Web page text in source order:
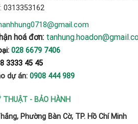
0313353162
hoá đơn:
028 6679 7406
3333 45 45
dự án: 0908 444 989
THUẬT - BẢO HÀNH
Phường Bàn Cờ, TP. Hồ Chí Minh